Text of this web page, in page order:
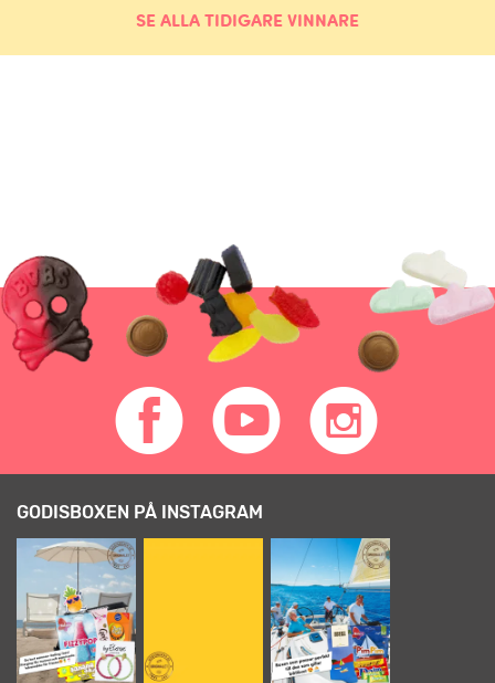
SE ALLA TIDIGARE VINNARE
GODISBOXEN PÅ INSTAGRAM